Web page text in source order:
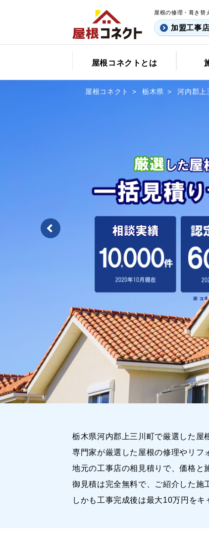
屋根の修理・葺き替
加盟工事
屋根コネクトとは
屋根コネクト 栃木県 河内郡上
栃木県河内郡上三川町で厳選した屋
専門家が厳選した屋根の修理やリフ
地元の工事店の相見積りで、価格と
御見積は完全無料で、ご紹介した施
しかも工事完成後は最大10万円をキ